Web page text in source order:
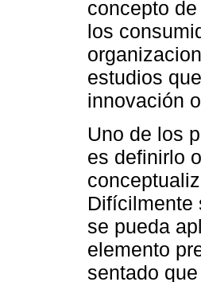
concepto
los
estudios
innovación
Uno de los
es definirlo
Difícilmente
se pueda
elemento
sentado